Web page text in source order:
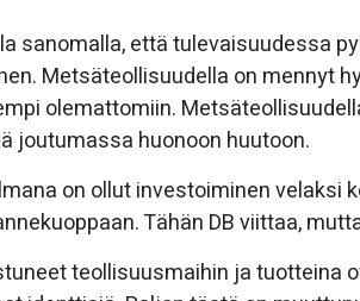
sanomalla, että tulevaisuudessa
Metsäteollisuudella on mennyt
olemattomiin.
joutumassa huonoon huutoon.
on ollut investoiminen velaksi
Tähän DB viittaa,
teollisuusmaihin ja tuotteina